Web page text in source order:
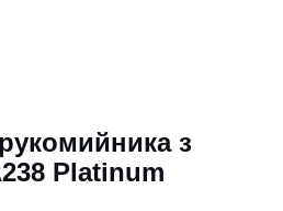
з
Platinum